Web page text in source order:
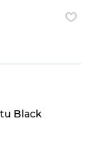
Black